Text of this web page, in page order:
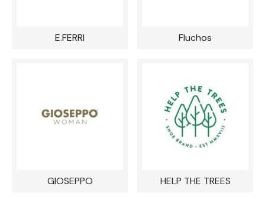
E.FERRI Fluchos
GIOSEPPO HELP THE TREES